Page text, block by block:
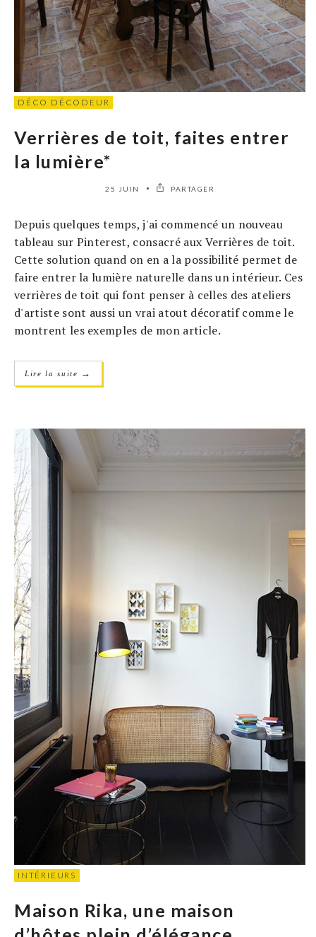
DÉCO DÉCODEUR
Verrières de toit, faites entrer
la lumière*
25 JUIN PARTAGER
Depuis quelques temps, j'ai commencé un nouveau
tableau sur Pinterest, consacré aux Verrières de toit.
Cette solution quand on en a la possibilité permet de
faire entrer la lumière naturelle dans un intérieur. Ces
verrières de toit qui font penser à celles des ateliers
d'artiste sont aussi un vrai atout décoratif comme le
montrent les exemples de mon article.
Lire la suite →
INTÉRIEURS
Maison Rika, une maison